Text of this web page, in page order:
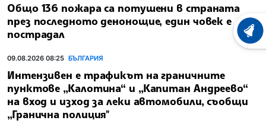
Общо 136 пожара са потушени в страната
през последното денонощие, един човек е
пострадал
09.08.2026 08:25 БЪЛГАРИЯ
Интензивен е трафикът на граничните
пунктове „Калотина“ и „Капитан Андреево“
на вход и изход за леки автомобили, съобщи
„Гранична полиция"